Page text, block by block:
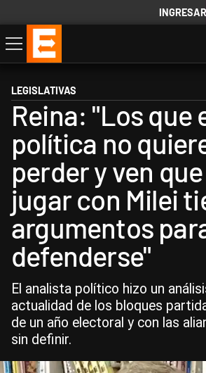
INGRESAR
Economía
Política
Internacional
Actualidad
Descargá la App
LEGISLATIVAS
Reina: "Los que
política no
perder y ven
jugar con Milei
argumentos
defenderse"
El analista político hizo un
actualidad de los bloques
de un año electoral y con las
sin definir.